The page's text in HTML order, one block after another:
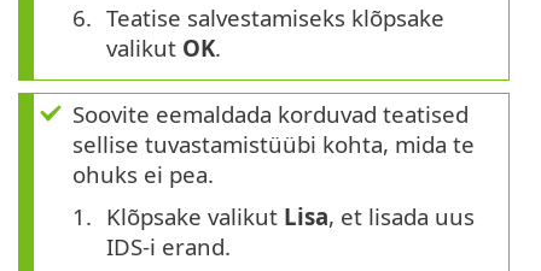
Teatise salvestamiseks klõpsake
valikut OK.
Soovite eemaldada korduvad teatised
sellise tuvastamistüübi kohta, mida te
ohuks ei pea.
Klõpsake valikut Lisa, et lisada uus
IDS-i erand.